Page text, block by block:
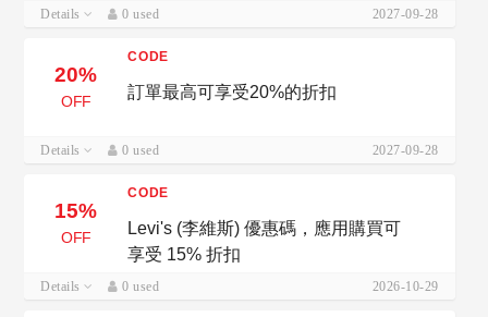
Details 0 used 2027-09-28
20%
OFF
CODE
訂單最高可享受20%的折扣
Details 0 used 2027-09-28
15%
OFF
CODE
Levi's (李維斯) 優惠碼，應用購買可
享受 15% 折扣
Details 0 used 2026-10-29